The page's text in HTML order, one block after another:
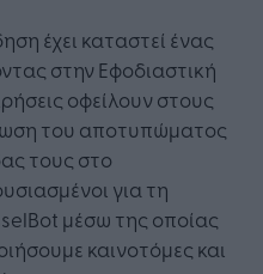
έχει καταστεί ένας
στην Εφοδιαστική
οφείλουν στους
του αποτυπώματος
τους στο
για τη
μέσω της οποίας
καινοτόμες και